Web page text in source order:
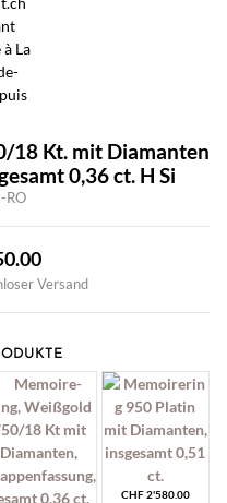
18 Kt. mit Diamanten
0,36 ct. H Si
RO
Versand
CHF2'580.00